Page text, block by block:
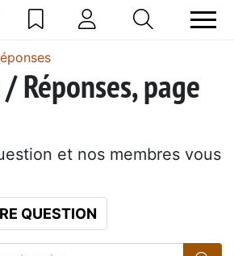
Réponses, page
et nos membres vous
QUESTION